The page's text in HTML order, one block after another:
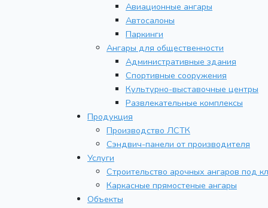
Авиационные ангары
Автосалоны
Паркинги
Ангары для общественности
Административные здания
Спортивные сооружения
Культурно-выставочные центры
Развлекательные комплексы
Продукция
Производство ЛСТК
Сэндвич-панели от производителя
Услуги
Строительство арочных ангаров под
Каркасные прямостеные ангары
Объекты